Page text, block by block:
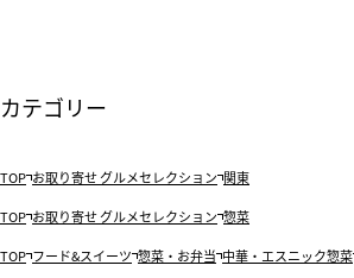
カテゴリー
TOP お取り寄せ グルメセレクション 関東
TOP お取り寄せ グルメセレクション 惣菜
TOP フード&スイーツ 惣菜・お弁当 中華・エスニック惣菜